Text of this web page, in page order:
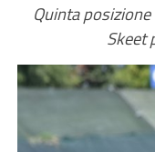
Quinta
Skeet